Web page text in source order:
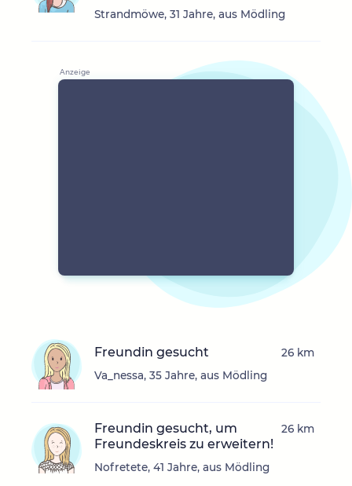
Strandmöwe, 31 Jahre, aus Mödling
Freundin gesucht
Va_nessa, 35 Jahre, aus Mödling
26 km
Freundin gesucht, um
Freundeskreis zu erweitern!
Nofretete, 41 Jahre, aus Mödling
26 km